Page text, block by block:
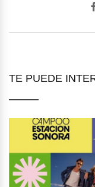
TE PUEDE